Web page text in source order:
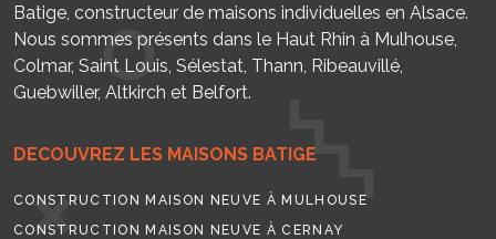
Batige, constructeur de maisons individuelles en Alsace.
Nous sommes présents dans le Haut Rhin à Mulhouse,
Colmar, Saint Louis, Sélestat, Thann, Ribeauvillé,
Guebwiller, Altkirch et Belfort.
DECOUVREZ LES MAISONS BATIGE
CONSTRUCTION MAISON NEUVE À MULHOUSE
CONSTRUCTION MAISON NEUVE À CERNAY